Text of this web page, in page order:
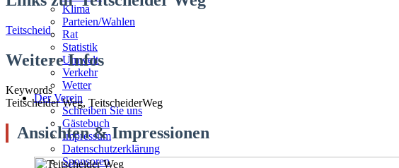
Klima
Parteien/Wahlen
Rat
Statistik
Umwelt
Verkehr
Wetter
Der Verein
Schreiben Sie uns
Gästebuch
Impressum
Datenschutzerklärung
Sponsoren
Teitscheid
Weitere Infos
Keywords
Teitscheider Weg, TeitscheiderWeg
Ansichten & Impressionen